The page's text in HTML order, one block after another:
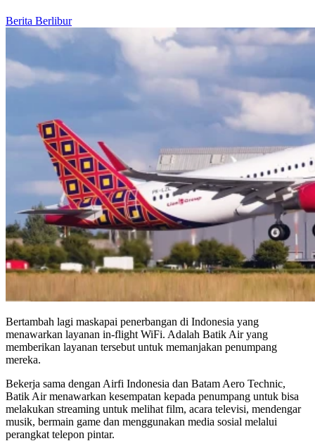
Berita Berlibur
Bertambah lagi maskapai penerbangan di Indonesia yang
menawarkan layanan in-flight WiFi. Adalah Batik Air yang
memberikan layanan tersebut untuk memanjakan penumpang
mereka.
Bekerja sama dengan Airfi Indonesia dan Batam Aero Technic,
Batik Air menawarkan kesempatan kepada penumpang untuk bisa
melakukan streaming untuk melihat film, acara televisi, mendengar
musik, bermain game dan menggunakan media sosial melalui
perangkat telepon pintar.